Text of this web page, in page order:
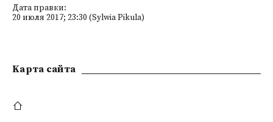
Дата правки:
20 июля 2017; 23:30 (Sylwia Pikula)
Kарта сайта